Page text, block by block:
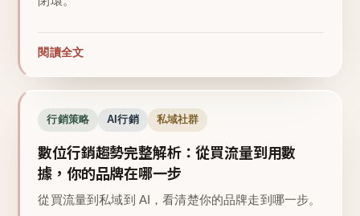
閱讀全文
行銷策略 AI行銷 私域社群
數位行銷趨勢完整解析：從買流量到用數
據，你的品牌在哪一步
從買流量到私域到 AI，看清楚你的品牌走到哪一步。